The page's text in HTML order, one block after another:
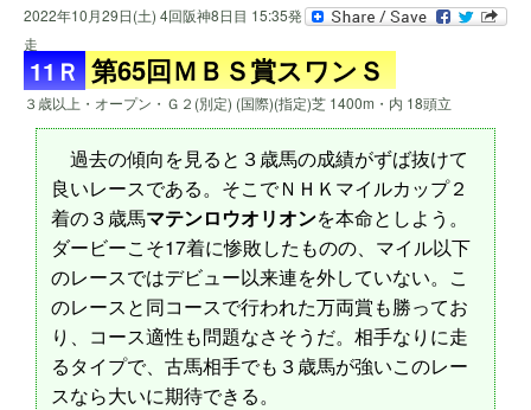
2022年10月29日(土) 4回阪神8日目 15:35発
走
11Ｒ 第65回ＭＢＳ賞スワンＳ
３歳以上・オープン・Ｇ２(別定) (国際)(指定)芝 1400m・内 18頭立
過去の傾向を見ると３歳馬の成績がずば抜けて
良いレースである。そこでＮＨＫマイルカップ２
着の３歳馬マテンロウオリオンを本命としよう。
ダービーこそ17着に惨敗したものの、マイル以下
のレースではデビュー以来連を外していない。こ
のレースと同コースで行われた万両賞も勝ってお
り、コース適性も問題なさそうだ。相手なりに走
るタイプで、古馬相手でも３歳馬が強いこのレー
スなら大いに期待できる。